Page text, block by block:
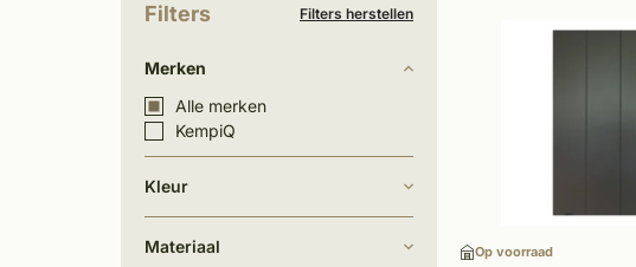
Filters Filters herstellen
Merken
Alle merken
KempiQ
Kleur
Materiaal Op voorraad